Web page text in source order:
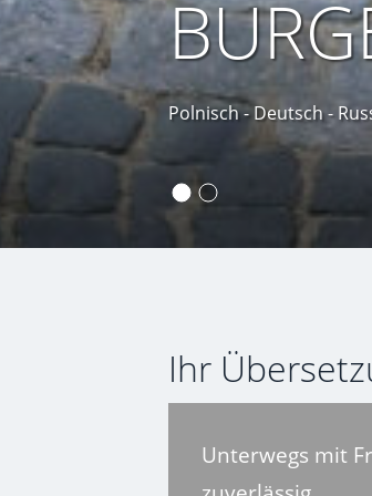
Polnisch - Deutsch -
Ihr
Unterwegs mit